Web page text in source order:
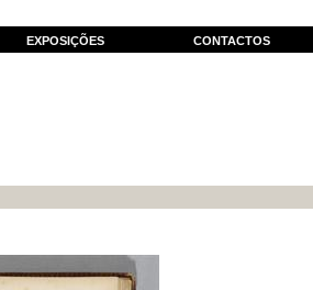
EXPOSIÇÕES CONTACTOS